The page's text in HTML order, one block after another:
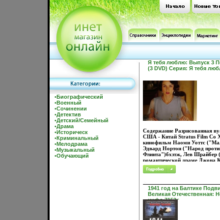
•Биографический
•Военный
•Сочинении
•Детектив
•Детский/Семейный
•Драма
•Историческ
•Криминальный
•Мелодрама
•Музыкальный
•Обучающий
Я тебя люблю: Выпуск 3
(3 DVD) Серия: Я тебя
Содержание Разрисованная
США - Китай Stratus Film Co
кинофильм Наоми Уоттс
Эдвард Нортон ("Народ
Флинта")бхзтж, Лев Шрайбер
романтической драме Джона
"Разрисованная вуаль" 20-е
Очаровательная Китти, дама
Уолтера Когда молодожены
Китти изменяет мвдтупужу
ее тайну В гневе он решает
китайскую деревушку, где
холеры, и забирает неверную
Путешествие по
1941 год на Балтике
Великая Отечественная:
инфо 7153p.